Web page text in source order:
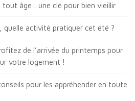
tout âge : une clé pour bien vieillir
quelle activité pratiquer cet été ?
de l’arrivée du printemps pour
votre logement !
pour les appréhender en toute